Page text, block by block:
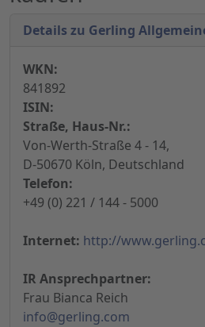
Details zu Gerling
WKN:
841892
ISIN:
Straße, Haus-Nr.:
Von-Werth-Straße 4 - 14,
D-50670 Köln, Deutschland
Telefon:
+49 (0) 221 / 144 - 5000
Internet: http://
IR Ansprechpartner:
Frau Bianca Reich
info@gerling.com